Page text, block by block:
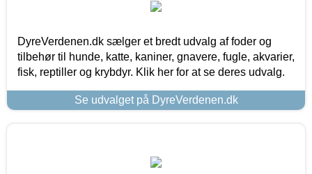
DyreVerdenen.dk sælger et bredt udvalg af foder og
tilbehør til hunde, katte, kaniner, gnavere, fugle, akvarier,
fisk, reptiller og krybdyr. Klik her for at se deres udvalg.
Se udvalget på DyreVerdenen.dk